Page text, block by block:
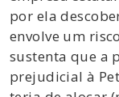
por ela
envolve um
sustenta que a
prejudicial à